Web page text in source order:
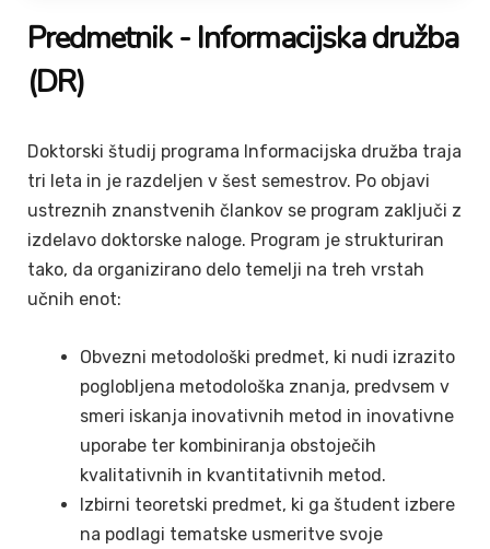
Predmetnik - Informacijska družba
(DR)
Doktorski študij programa Informacijska družba traja
tri leta in je razdeljen v šest semestrov. Po objavi
ustreznih znanstvenih člankov se program zaključi z
izdelavo doktorske naloge. Program je strukturiran
tako, da organizirano delo temelji na treh vrstah
učnih enot:
Obvezni metodološki predmet, ki nudi izrazito
poglobljena metodološka znanja, predvsem v
smeri iskanja inovativnih metod in inovativne
uporabe ter kombiniranja obstoječih
kvalitativnih in kvantitativnih metod.
Izbirni teoretski predmet, ki ga študent izbere
na podlagi tematske usmeritve svoje